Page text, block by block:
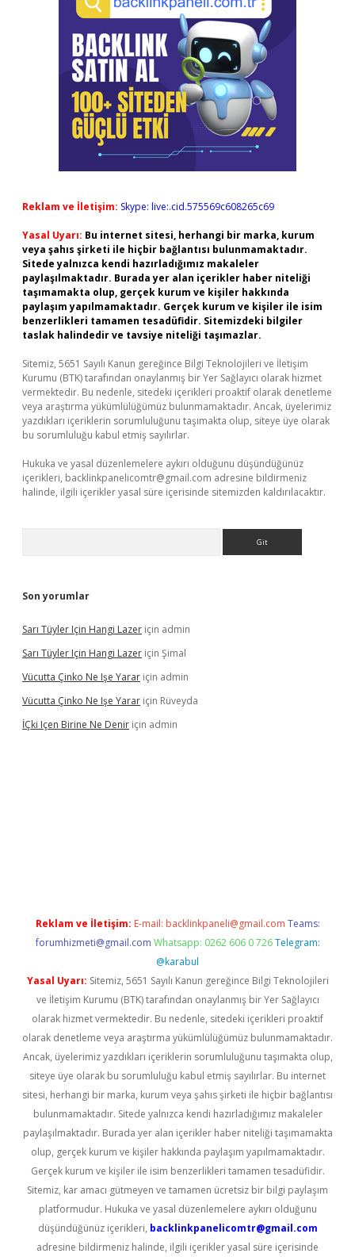
Reklam ve İletişim: Skype: live:.cid.575569c608265c69
Yasal Uyarı: Bu internet sitesi, herhangi bir marka, kurum
veya şahıs şirketi ile hiçbir bağlantısı bulunmamaktadır.
Sitede yalnızca kendi hazırladığımız makaleler
paylaşılmaktadır. Burada yer alan içerikler haber niteliği
taşımamakta olup, gerçek kurum ve kişiler hakkında
paylaşım yapılmamaktadır. Gerçek kurum ve kişiler ile isim
benzerlikleri tamamen tesadüfidir. Sitemizdeki bilgiler
taslak halindedir ve tavsiye niteliği taşımazlar.
Sitemiz, 5651 Sayılı Kanun gereğince Bilgi Teknolojileri ve İletişim
Kurumu (BTK) tarafından onaylanmış bir Yer Sağlayıcı olarak hizmet
vermektedir. Bu nedenle, sitedeki içerikleri proaktif olarak denetleme
veya araştırma yükümlülüğümüz bulunmamaktadır. Ancak, üyelerimiz
yazdıkları içeriklerin sorumluluğunu taşımakta olup, siteye üye olarak
bu sorumluluğu kabul etmiş sayılırlar.
Hukuka ve yasal düzenlemelere aykırı olduğunu düşündüğünüz
içerikleri, backlinkpanelicomtr@gmail.com adresine bildirmeniz
halinde, ilgili içerikler yasal süre içerisinde sitemizden kaldırılacaktır.
Son yorumlar
Sarı Tüyler Için Hangi Lazer için admin
Sarı Tüyler Için Hangi Lazer için Şimal
Vücutta Çinko Ne Işe Yarar için admin
Vücutta Çinko Ne Işe Yarar için Rüveyda
İÇki Içen Birine Ne Denir için admin
Reklam ve İletişim: E-mail: backlinkpaneli@gmail.com Teams:
forumhizmeti@gmail.com Whatsapp: 0262 606 0 726 Telegram:
@karabul
Yasal Uyarı: Sitemiz, 5651 Sayılı Kanun gereğince Bilgi Teknolojileri
ve İletişim Kurumu (BTK) tarafından onaylanmış bir Yer Sağlayıcı
olarak hizmet vermektedir. Bu nedenle, sitedeki içerikleri proaktif
olarak denetleme veya araştırma yükümlülüğümüz bulunmamaktadır.
Ancak, üyelerimiz yazdıkları içeriklerin sorumluluğunu taşımakta olup,
siteye üye olarak bu sorumluluğu kabul etmiş sayılırlar. Bu internet
sitesi, herhangi bir marka, kurum veya şahıs şirketi ile hiçbir bağlantısı
bulunmamaktadır. Sitede yalnızca kendi hazırladığımız makaleler
paylaşılmaktadır. Burada yer alan içerikler haber niteliği taşımamakta
olup, gerçek kurum ve kişiler hakkında paylaşım yapılmamaktadır.
Gerçek kurum ve kişiler ile isim benzerlikleri tamamen tesadüfidir.
Sitemiz, kar amacı gütmeyen ve tamamen ücretsiz bir bilgi paylaşım
platformudur. Hukuka ve yasal düzenlemelere aykırı olduğunu
düşündüğünüz içerikleri, backlinkpanelicomtr@gmail.com
adresine bildirmeniz halinde, ilgili içerikler yasal süre içerisinde